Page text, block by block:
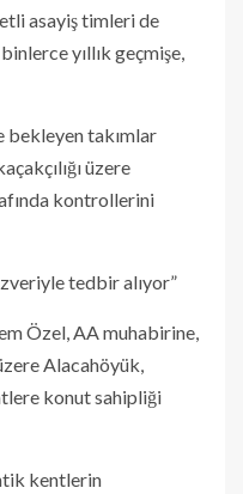
asayiş timleri de
yıllık geçmişe,
bekleyen takımlar
üzere
kontrollerini
tedbir alıyor”
Özel, AA muhabirine,
Alacahöyük,
konut sahipliği
kentlerin